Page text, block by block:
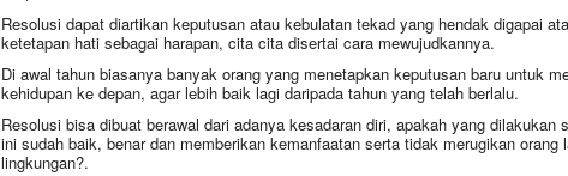
Resolusi dapat diartikan keputusan atau kebulatan tekad yang hendak digapai
ketetapan hati sebagai harapan, cita cita disertai cara mewujudkannya.
Di awal tahun biasanya banyak orang yang menetapkan keputusan baru untuk
kehidupan ke depan, agar lebih baik lagi daripada tahun yang telah berlalu.
Resolusi bisa dibuat berawal dari adanya kesadaran diri, apakah yang dilakukan
ini sudah baik, benar dan memberikan kemanfaatan serta tidak merugikan orang
lingkungan?.